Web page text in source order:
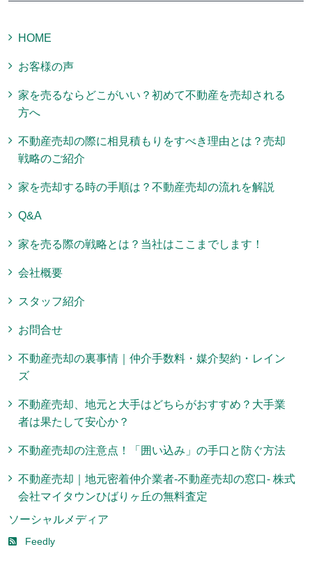
HOME
お客様の声
家を売るならどこがいい？初めて不動産を売却される
方へ
不動産売却の際に相見積もりをすべき理由とは？売却
戦略のご紹介
家を売却する時の手順は？不動産売却の流れを解説
Q&A
家を売る際の戦略とは？当社はここまでします！
会社概要
スタッフ紹介
お問合せ
不動産売却の裏事情｜仲介手数料・媒介契約・レイン
ズ
不動産売却、地元と大手はどちらがおすすめ？大手業
者は果たして安心か？
不動産売却の注意点！「囲い込み」の手口と防ぐ方法
不動産売却｜地元密着仲介業者-不動産売却の窓口- 株式
会社マイタウンひばりヶ丘の無料査定
ソーシャルメディア
Feedly